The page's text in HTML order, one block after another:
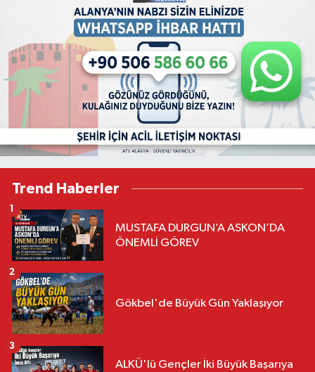
Trend Haberler
MUSTAFA DURGUN’A ASKON’DA
ÖNEMLİ GÖREV
Gökbel'de Büyük Gün Yaklaşıyor
2
ALKÜ'lü Gençler İki Büyük Başarıya
3